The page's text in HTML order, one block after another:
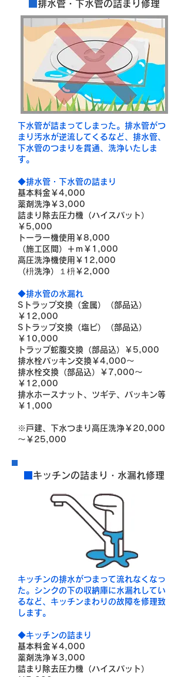
排水管・下水管の詰まり修理
下水管が詰まってしまった。排水管がつ
まり汚水が逆流してくるなど、排水管、
下水管のつまりを貫通、洗浄いたしま
す。
◆排水管・下水管の詰まり
基本料金￥4,000
薬剤洗浄￥3,000
詰まり除去圧力機（ハイスパット）
￥5,000
トーラー機使用￥8,000
（施工区間）＋ｍ￥1,000
高圧洗浄機使用￥12,000
（枡洗浄）１枡￥2,000
◆排水管の水漏れ
Sトラップ交換（金属）（部品込）
￥12,000
Sトラップ交換（塩ビ）（部品込）
￥10,000
トラップ蛇腹交換（部品込）￥5,000
排水栓パッキン交換￥4,000～
排水栓交換（部品込）￥7,000～
￥12,000
排水ホースナット、ツギテ、パッキン等
￥1,000
※戸建、下水つまり高圧洗浄￥20,000
～￥25,000
キッチンの詰まり・水漏れ修理
キッチンの排水がつまって流れなくなっ
た。シンクの下の収納庫に水漏れしてい
るなど、キッチンまわりの故障を修理致
します。
◆キッチンの詰まり
基本料金￥4,000
薬剤洗浄￥3,000
詰まり除去圧力機（ハイスパット）